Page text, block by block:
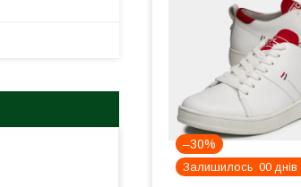
–30%
Залишилось 00 днів